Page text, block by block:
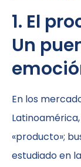
1. El
Un
En los
«producto»;
estudiado en